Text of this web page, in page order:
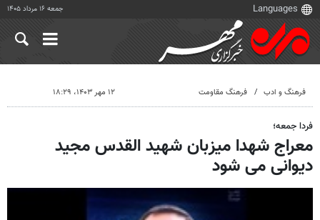
جمعه ۱۶ مرداد ۱۴۰۵
فرهنگ و ادب فرهنگ مقاومت ۱۲ مهر ۱۴۰۳، ۱۸:۲۹
فردا جمعه؛
معراج شهدا میزبان شهید القدس مجید
دیوانی می شود